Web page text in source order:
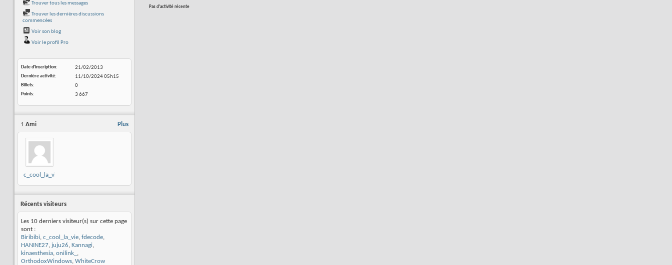
Trouver tous les messages
Trouver les dernières discussions
commencées
Voir son blog
Voir le profil Pro
Date d'inscription
21/02/2013
Dernière activité
11/10/202405h15
Billets
0
Points
3 667
Plus
1 Ami
c_cool_la_vie
Récents visiteurs
Les 10 derniers visiteur(s) sur cette page
sont :
Biribibi, c_cool_la_vie, fdecode,
HANINE27, juju26, Kannagi,
kinaesthesia, onilink_ ,
OrthodoxWindows, WhiteCrow
Pas d'activité récente